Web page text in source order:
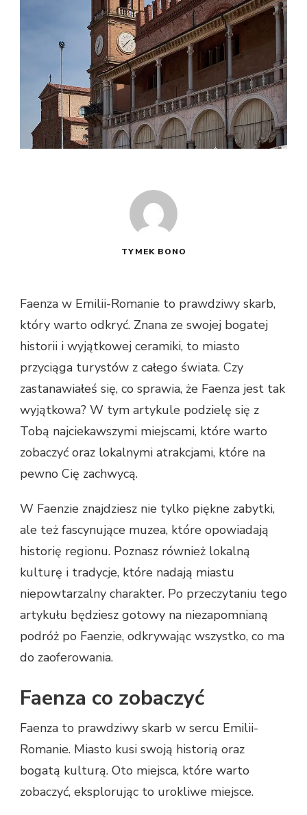
TYMEK BONO
Faenza w Emilii-Romanie to prawdziwy skarb,
który warto odkryć. Znana ze swojej bogatej
historii i wyjątkowej ceramiki, to miasto
przyciąga turystów z całego świata. Czy
zastanawiałeś się, co sprawia, że Faenza jest tak
wyjątkowa? W tym artykule podzielę się z
Tobą najciekawszymi miejscami, które warto
zobaczyć oraz lokalnymi atrakcjami, które na
pewno Cię zachwycą.
W Faenzie znajdziesz nie tylko piękne zabytki,
ale też fascynujące muzea, które opowiadają
historię regionu. Poznasz również lokalną
kulturę i tradycje, które nadają miastu
niepowtarzalny charakter. Po przeczytaniu tego
artykułu będziesz gotowy na niezapomnianą
podróż po Faenzie, odkrywając wszystko, co ma
do zaoferowania.
Faenza co zobaczyć
Faenza to prawdziwy skarb w sercu Emilii-
Romanie. Miasto kusi swoją historią oraz
bogatą kulturą. Oto miejsca, które warto
zobaczyć, eksplorując to urokliwe miejsce.